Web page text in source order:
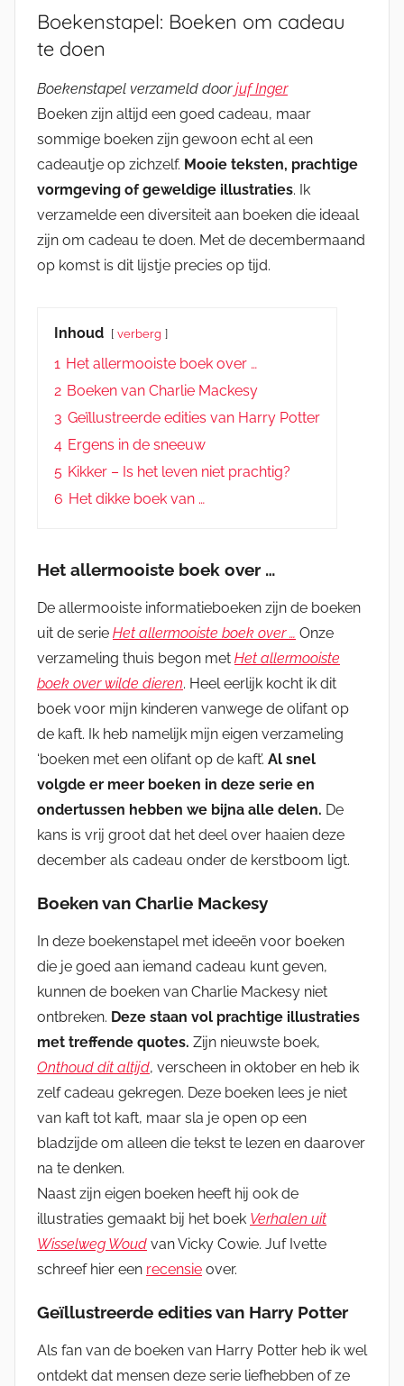
Boekenstapel: Boeken om cadeau
te doen
Boekenstapel verzameld doorjuf Inger
Boeken zijn altijd een goed cadeau, maar
sommige boeken zijn gewoon echt al een
cadeautje op zichzelf. Mooie teksten, prachtige
vormgeving of geweldige illustraties. Ik
verzamelde een diversiteit aan boeken die ideaal
zijn om cadeau te doen. Met de decembermaand
op komst is dit lijstje precies op tijd.
Inhoud verberg
1 Het allermooiste boek over …
2 Boeken van Charlie Mackesy
3 Geïllustreerde edities van Harry Potter
4 Ergens in de sneeuw
5 Kikker – Is het leven niet prachtig?
6 Het dikke boek van …
Het allermooiste boek over …
De allermooiste informatieboeken zijn de boeken
uit de serie Het allermooiste boek over … Onze
verzameling thuis begon met Het allermooiste
boek over wilde dieren. Heel eerlijk kocht ik dit
boek voor mijn kinderen vanwege de olifant op
de kaft. Ik heb namelijk mijn eigen verzameling
‘boeken met een olifant op de kaft’. Al snel
volgde er meer boeken in deze serie en
ondertussen hebben we bijna alle delen. De
kans is vrij groot dat het deel over haaien deze
december als cadeau onder de kerstboom ligt.
Boeken van Charlie Mackesy
In deze boekenstapel met ideeën voor boeken
die je goed aan iemand cadeau kunt geven,
kunnen de boeken van Charlie Mackesy niet
ontbreken. Deze staan vol prachtige illustraties
met treffende quotes. Zijn nieuwste boek,
Onthoud dit altijd, verscheen in oktober en heb ik
zelf cadeau gekregen. Deze boeken lees je niet
van kaft tot kaft, maar sla je open op een
bladzijde om alleen die tekst te lezen en daarover
na te denken.
Naast zijn eigen boeken heeft hij ook de
illustraties gemaakt bij het boek Verhalen uit
Wisselweg Woud van Vicky Cowie. Juf Ivette
schreef hier een recensie over.
Geïllustreerde edities van Harry Potter
Als fan van de boeken van Harry Potter heb ik wel
ontdekt dat mensen deze serie liefhebben of ze